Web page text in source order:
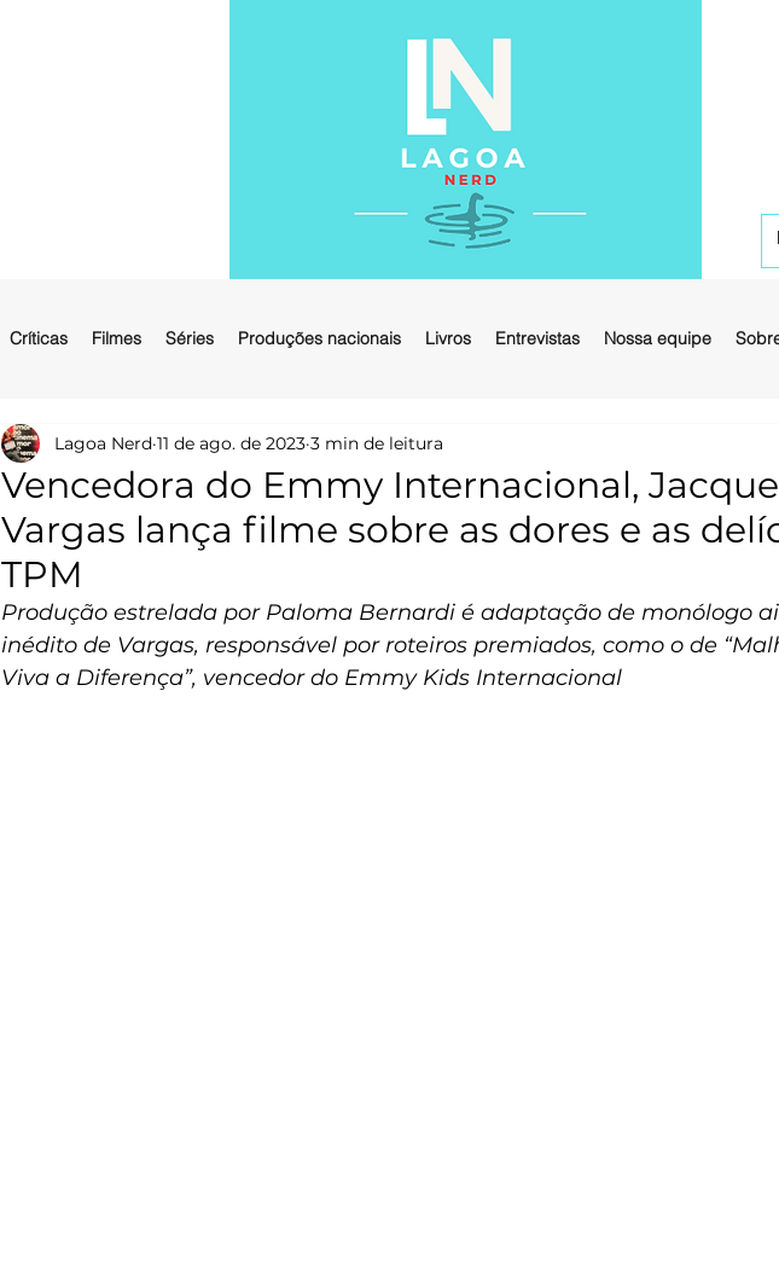
Críticas Filmes Séries Produções nacionais Livros Entrevistas Nossa equipe
Vencedora do Emmy Internacional,
Vargas lança filme sobre as dores e as
TPM
Lagoa Nerd 11 de ago. de 2023 3 min de leitura
Produção estrelada por Paloma Bernardi é adaptação de monólogo
inédito de Vargas, responsável por roteiros premiados, como o de
Viva a Diferença”, vencedor do Emmy Kids Internacional